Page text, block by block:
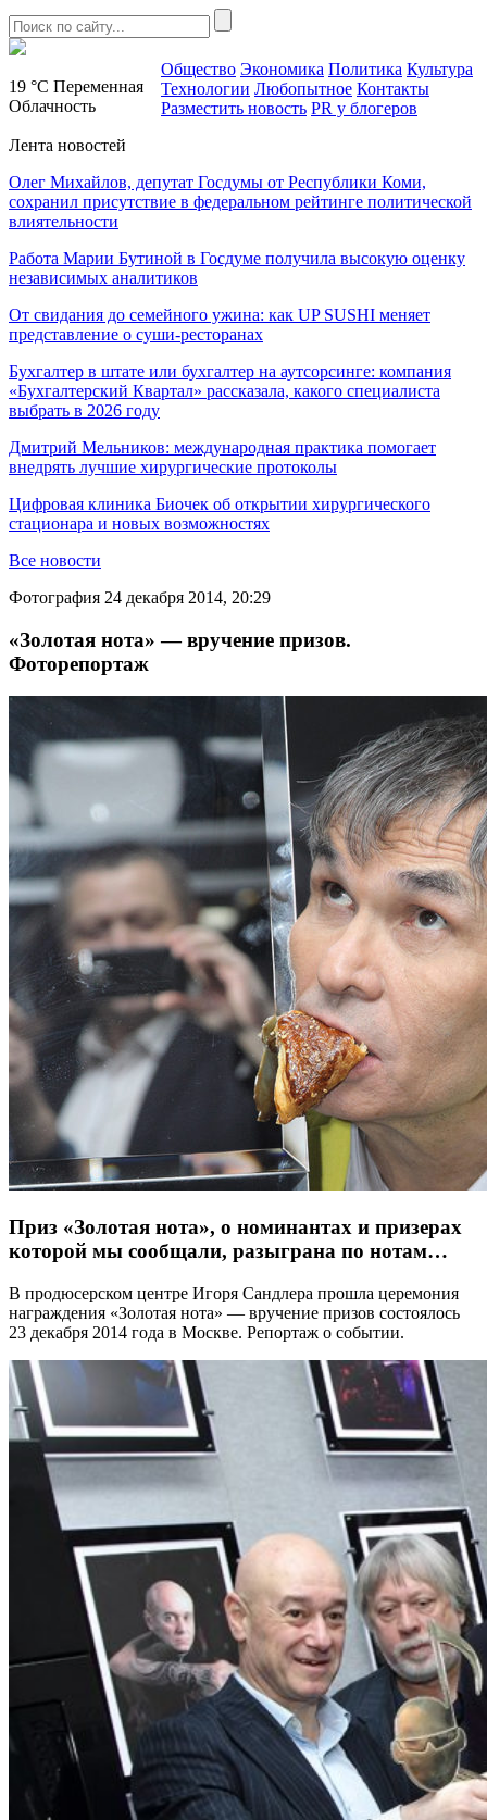
19 °C Переменная
Облачность
Общество Экономика Политика Культура
Технологии Любопытное Контакты
Разместить новость PR у блогеров
Лента новостей
Олег Михайлов, депутат Госдумы от Республики Коми,
сохранил присутствие в федеральном рейтинге политической
влиятельности
Работа Марии Бутиной в Госдуме получила высокую оценку
независимых аналитиков
От свидания до семейного ужина: как UP SUSHI меняет
представление о суши-ресторанах
Бухгалтер в штате или бухгалтер на аутсорсинге: компания
«Бухгалтерский Квартал» рассказала, какого специалиста
выбрать в 2026 году
Дмитрий Мельников: международная практика помогает
внедрять лучшие хирургические протоколы
Цифровая клиника Биочек об открытии хирургического
стационара и новых возможностях
Все новости
Фотография 24 декабря 2014, 20:29
«Золотая нота» — вручение призов.
Фоторепортаж
Приз «Золотая нота», о номинантах и призерах
которой мы сообщали, разыграна по нотам…
В продюсерском центре Игоря Сандлера прошла церемония
награждения «Золотая нота» — вручение призов состоялось
23 декабря 2014 года в Москве. Репортаж о событии.